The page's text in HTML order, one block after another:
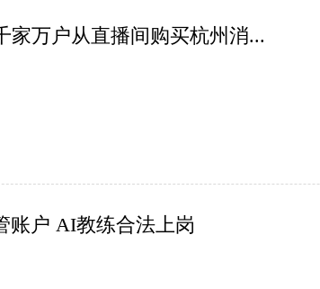
万户从直播间购买杭州消...
账户 AI教练合法上岗